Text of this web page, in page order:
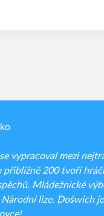
vypracoval mezi
200 tvoří
Mládežnické
lize. Došwich